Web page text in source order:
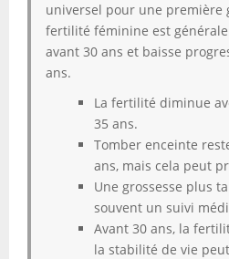
universel pour une première
fertilité féminine est
avant 30 ans et baisse
ans.
La fertilité diminue
35 ans.
Tomber enceinte
ans, mais cela peut
Une grossesse plus
souvent un suivi
Avant 30 ans, la
la stabilité de vie